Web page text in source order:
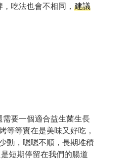
吃法也會不相同， 建議
要一個適合益生菌生長
等等實在是美味又好吃，
動，嗯嗯不順，長期堆積
短期停留在我們的腸道